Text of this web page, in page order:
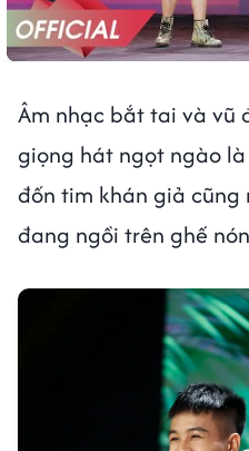
Âm nhạc bắt tai và vũ
giọng hát ngọt ngào
đốn tim khán giả
đang ngồi trên ghế